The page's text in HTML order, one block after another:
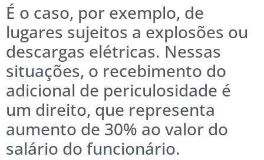
É o caso, por exemplo, de
lugares sujeitos a explosões ou
descargas elétricas. Nessas
situações, o recebimento do
adicional de periculosidade é
um direito, que representa
aumento de 30% ao valor do
salário do funcionário.